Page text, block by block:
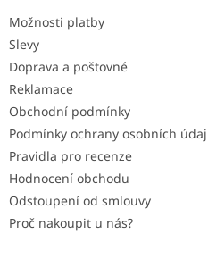
Možnosti platby
Slevy
Doprava a poštovné
Reklamace
Obchodní podmínky
Podmínky ochrany osobních
Pravidla pro recenze
Hodnocení obchodu
Odstoupení od smlouvy
Proč nakoupit u nás?